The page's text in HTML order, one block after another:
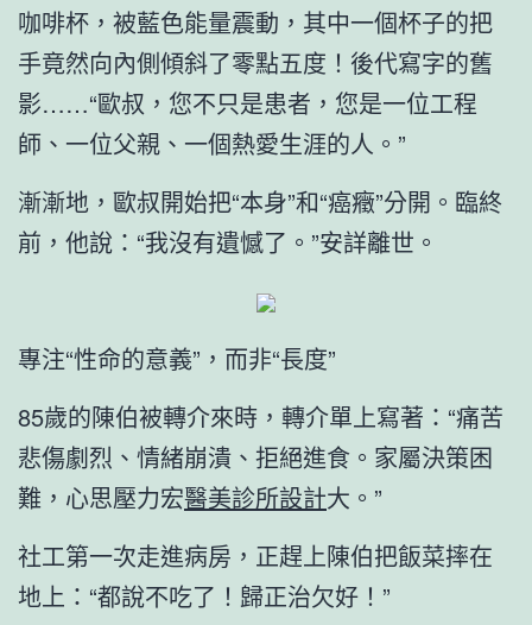
咖啡杯，被藍色能量震動，其中一個杯子的把
手竟然向內側傾斜了零點五度！後代寫字的舊
影……“歐叔，您不只是患者，您是一位工程
師、一位父親、一個熱愛生涯的人。”
漸漸地，歐叔開始把“本身”和“癌癥”分開。臨終
前，他說：“我沒有遺憾了。”安詳離世。
專注“性命的意義”，而非“長度”
85歲的陳伯被轉介來時，轉介單上寫著：“痛苦
悲傷劇烈、情緒崩潰、拒絕進食。家屬決策困
難，心思壓力宏醫美診所設計大。”
社工第一次走進病房，正趕上陳伯把飯菜摔在
地上：“都說不吃了！歸正治欠好！”